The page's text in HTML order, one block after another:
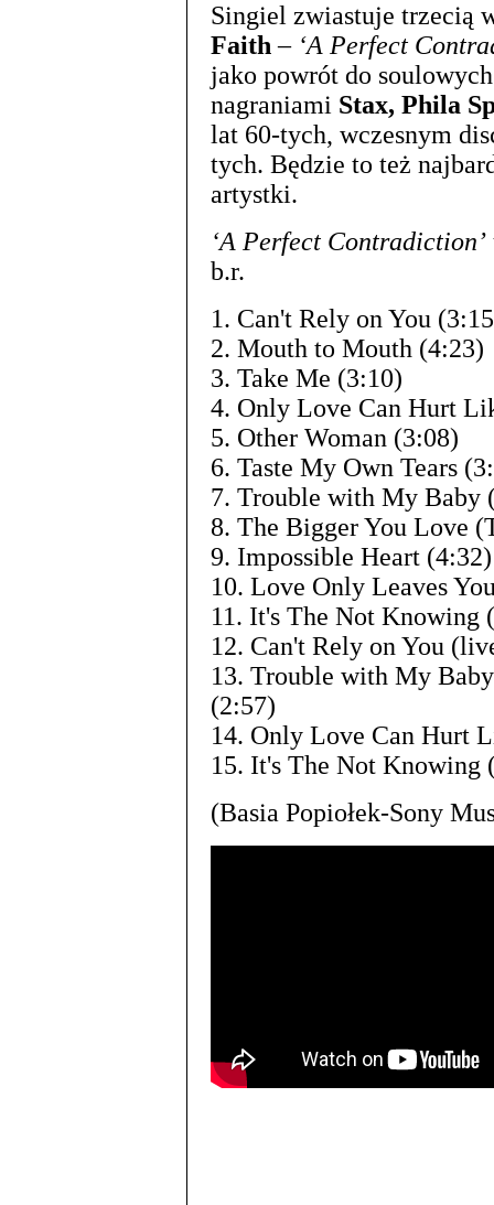
Singiel zwiastuje trzecią
Faith – ‘A Perfect
jako powrót do
nagraniami Stax, Phila
lat 60-tych, wczesnym
tych. Będzie to też
artystki.
‘A Perfect Contradiction’
b.r.
1. Can't Rely on You
2. Mouth to Mouth (4:23)
3. Take Me (3:10)
4. Only Love Can Hurt
5. Other Woman (3:08)
6. Taste My Own Tears
7. Trouble with My Baby
8. The Bigger You Love
9. Impossible Heart (4:32)
10. Love Only Leaves
11. It's The Not Knowing
12. Can't Rely on You
13. Trouble with My
(2:57)
14. Only Love Can Hurt
15. It's The Not Knowing
(Basia Popiołek-Sony